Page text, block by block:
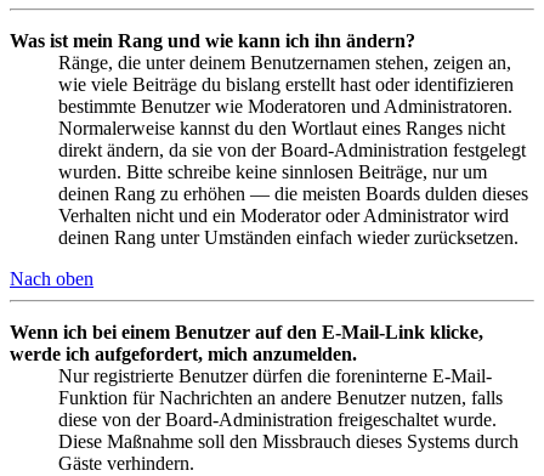
Was ist mein Rang und wie kann ich ihn ändern?
Ränge, die unter deinem Benutzernamen stehen, zeigen an,
wie viele Beiträge du bislang erstellt hast oder identifizieren
bestimmte Benutzer wie Moderatoren und Administratoren.
Normalerweise kannst du den Wortlaut eines Ranges nicht
direkt ändern, da sie von der Board-Administration festgelegt
wurden. Bitte schreibe keine sinnlosen Beiträge, nur um
deinen Rang zu erhöhen — die meisten Boards dulden dieses
Verhalten nicht und ein Moderator oder Administrator wird
deinen Rang unter Umständen einfach wieder zurücksetzen.
Nach oben
Wenn ich bei einem Benutzer auf den E-Mail-Link klicke,
werde ich aufgefordert, mich anzumelden.
Nur registrierte Benutzer dürfen die foreninterne E-Mail-
Funktion für Nachrichten an andere Benutzer nutzen, falls
diese von der Board-Administration freigeschaltet wurde.
Diese Maßnahme soll den Missbrauch dieses Systems durch
Gäste verhindern.